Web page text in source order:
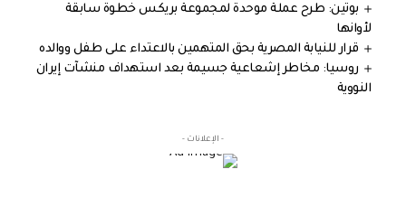
بوتين: طرح عملة موحدة لمجموعة بريكس خطوة سابقة
لأوانها
قرار للنيابة المصرية بحق المتهمين بالاعتداء على طفل ووالده
روسيا: مخاطر إشعاعية جسيمة بعد استهداف منشآت إيران
النووية
- الإعلانات -